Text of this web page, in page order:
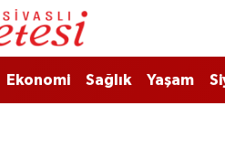
Ekonomi Sağlık Yaşam